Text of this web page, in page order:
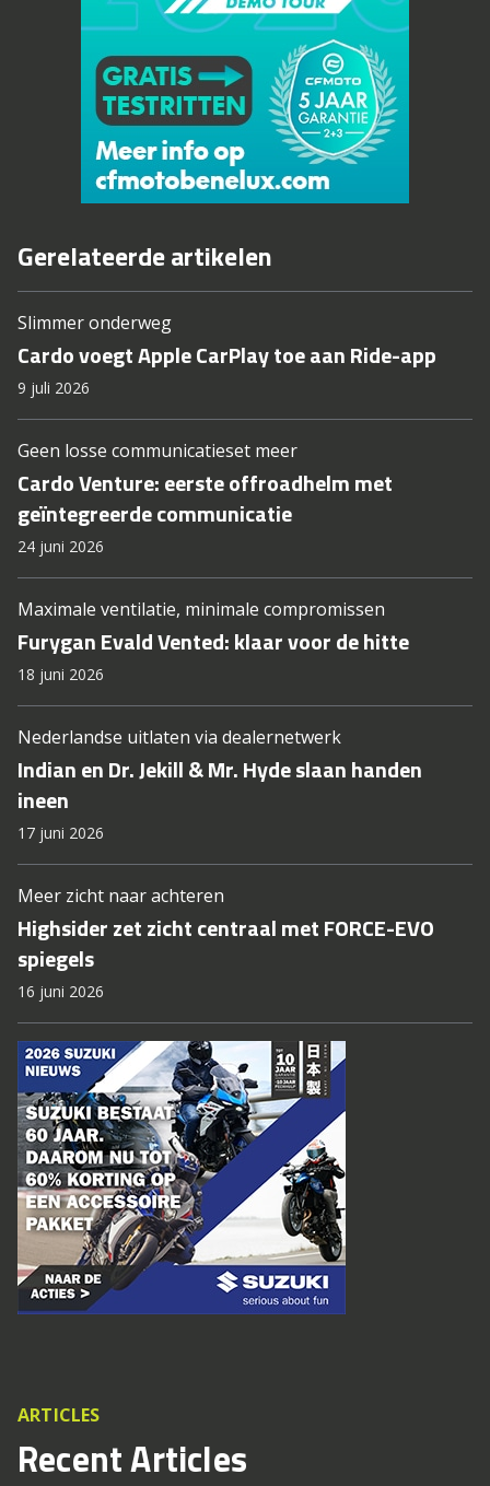
Gerelateerde artikelen
Slimmer onderweg
Cardo voegt Apple CarPlay toe aan Ride-app
9 juli 2026
Geen losse communicatieset meer
Cardo Venture: eerste offroadhelm met
geïntegreerde communicatie
24 juni 2026
Maximale ventilatie, minimale compromissen
Furygan Evald Vented: klaar voor de hitte
18 juni 2026
Nederlandse uitlaten via dealernetwerk
Indian en Dr. Jekill & Mr. Hyde slaan handen
ineen
17 juni 2026
Meer zicht naar achteren
Highsider zet zicht centraal met FORCE-EVO
spiegels
16 juni 2026
ARTICLES
Recent Articles